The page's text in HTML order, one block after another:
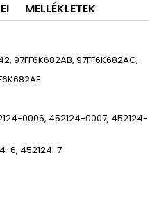
MELLÉKLETEK
97FF6K682AB, 97FF6K682AC,
0006, 452124-0007, 452124-
6, 452124-7